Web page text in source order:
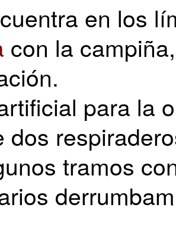
en los
con la
para la
dos
tramos